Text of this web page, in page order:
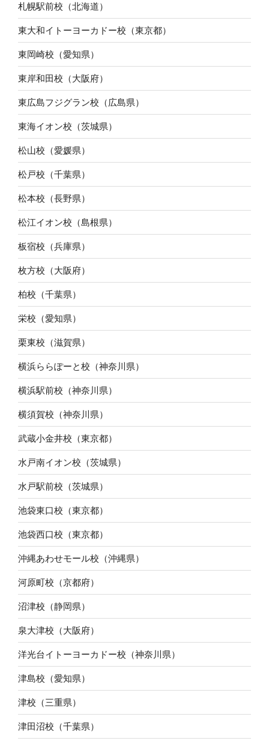
札幌駅前校（北海道）
東大和イトーヨーカドー校（東京都）
東岡崎校（愛知県）
東岸和田校（大阪府）
東広島フジグラン校（広島県）
東海イオン校（茨城県）
松山校（愛媛県）
松戸校（千葉県）
松本校（長野県）
松江イオン校（島根県）
板宿校（兵庫県）
枚方校（大阪府）
柏校（千葉県）
栄校（愛知県）
栗東校（滋賀県）
横浜ららぽーと校（神奈川県）
横浜駅前校（神奈川県）
横須賀校（神奈川県）
武蔵小金井校（東京都）
水戸南イオン校（茨城県）
水戸駅前校（茨城県）
池袋東口校（東京都）
池袋西口校（東京都）
沖縄あわせモール校（沖縄県）
河原町校（京都府）
沼津校（静岡県）
泉大津校（大阪府）
洋光台イトーヨーカドー校（神奈川県）
津島校（愛知県）
津校（三重県）
津田沼校（千葉県）